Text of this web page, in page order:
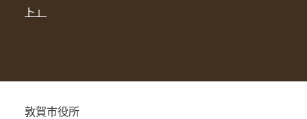
ト」
敦賀市役所